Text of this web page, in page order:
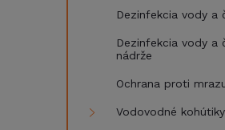
Dezinfekcia vody a
Dezinfekcia vody a
nádrže
Ochrana proti
Vodovodné